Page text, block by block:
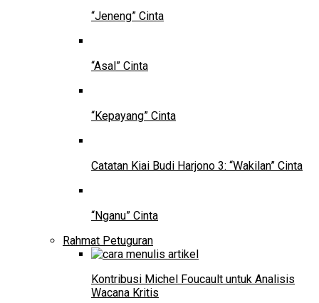
“Jeneng” Cinta
“Asal” Cinta
“Kepayang” Cinta
Catatan Kiai Budi Harjono 3: “Wakilan” Cinta
“Nganu” Cinta
Rahmat Petuguran
Kontribusi Michel Foucault untuk Analisis
Wacana Kritis